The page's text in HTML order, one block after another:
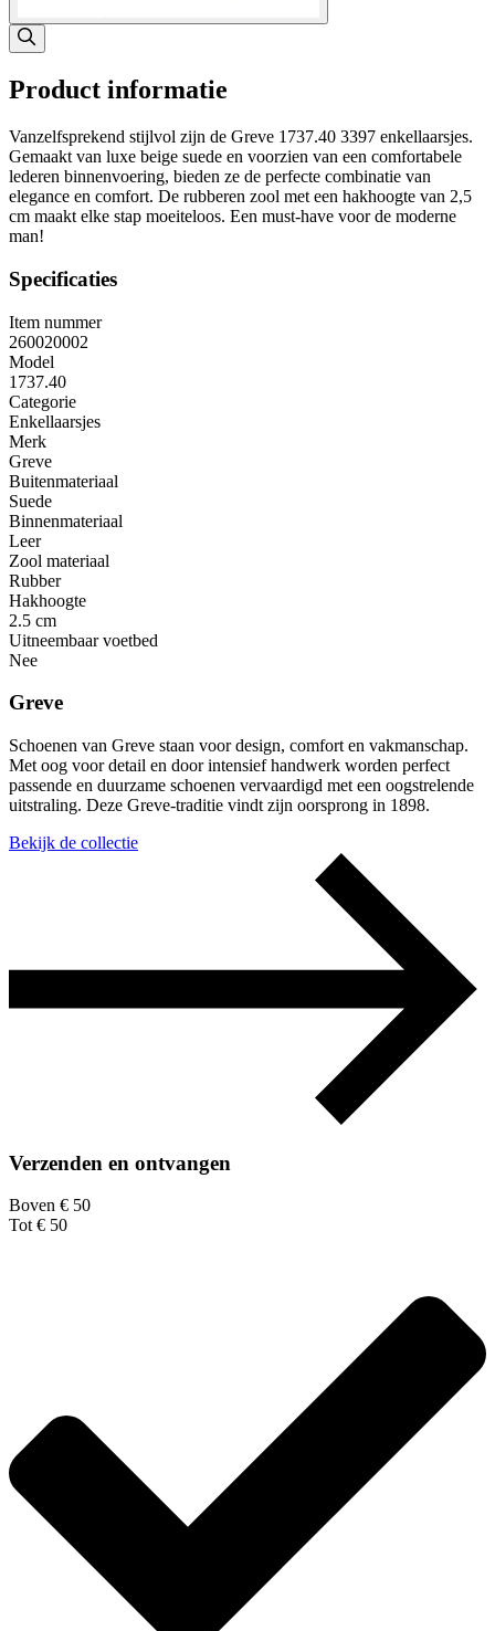
Product informatie
Vanzelfsprekend stijlvol zijn de Greve 1737.40 3397 enkellaarsjes.
Gemaakt van luxe beige suede en voorzien van een comfortabele
lederen binnenvoering, bieden ze de perfecte combinatie van
elegance en comfort. De rubberen zool met een hakhoogte van 2,5
cm maakt elke stap moeiteloos. Een must-have voor de moderne
man!
Specificaties
Item nummer
260020002
Model
1737.40
Categorie
Enkellaarsjes
Merk
Greve
Buitenmateriaal
Suede
Binnenmateriaal
Leer
Zool materiaal
Rubber
Hakhoogte
2.5 cm
Uitneembaar voetbed
Nee
Greve
Schoenen van Greve staan voor design, comfort en vakmanschap.
Met oog voor detail en door intensief handwerk worden perfect
passende en duurzame schoenen vervaardigd met een oogstrelende
uitstraling. Deze Greve-traditie vindt zijn oorsprong in 1898.
Bekijk de collectie
Verzenden en ontvangen
Boven € 50
Tot € 50